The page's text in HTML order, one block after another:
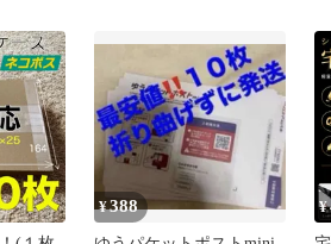
封筒
ネコ
ポス
¥388 ¥